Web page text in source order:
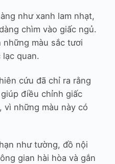
như xanh lam nhạt,
chìm vào giấc ngủ.
màu sắc tươi
quan.
cứu đã chỉ ra rằng
điều chỉnh giấc
vì những màu này có
như tường, đồ nội
gian hài hòa và gắn